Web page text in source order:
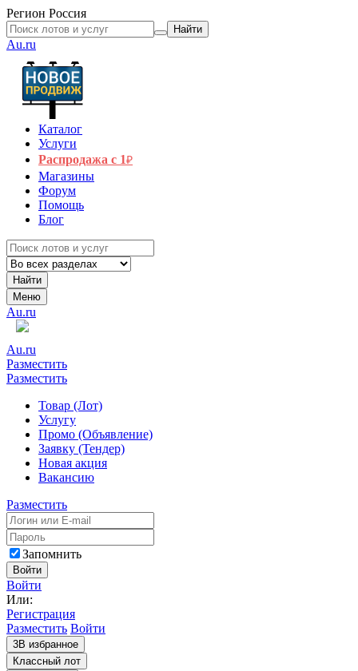
Регион Россия
Найти
Au.ru
Каталог
Услуги
Распродажа с 1₽
Магазины
Форум
Помощь
Блог
Найти
Меню
Au.ru
Au.ru
Разместить
Разместить
Товар (Лот)
Услугу
Промо (Объявление)
Заявку (Тендер)
Новая акция
Вакансию
Разместить
Запомнить
Войти
Войти
Или:
Регистрация
Разместить Войти
3В избранное
Классный лот